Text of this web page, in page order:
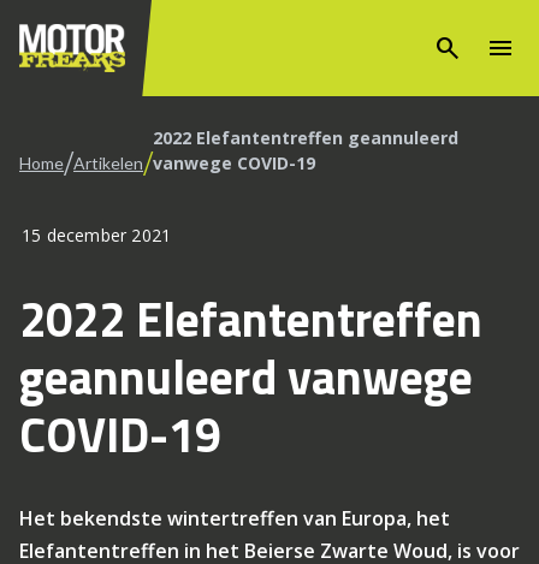
search menu
Home/Artikelen/2022 Elefantentreffen geannuleerd
vanwege COVID-19
15 december 2021
2022 Elefantentreffen
geannuleerd vanwege
COVID-19
Het bekendste wintertreffen van Europa, het
Elefantentreffen in het Beierse Zwarte Woud, is voor